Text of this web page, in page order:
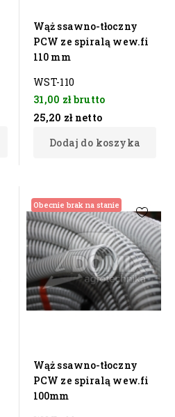
Wąż ssawno-tłoczny
PCW ze spiralą wew.fi
110 mm
WST-110
31,00 złbrutto
25,20 zł netto
Dodaj do koszyka
Obecnie brak na stanie
Wąż ssawno-tłoczny
PCW ze spiralą wew.fi
100mm